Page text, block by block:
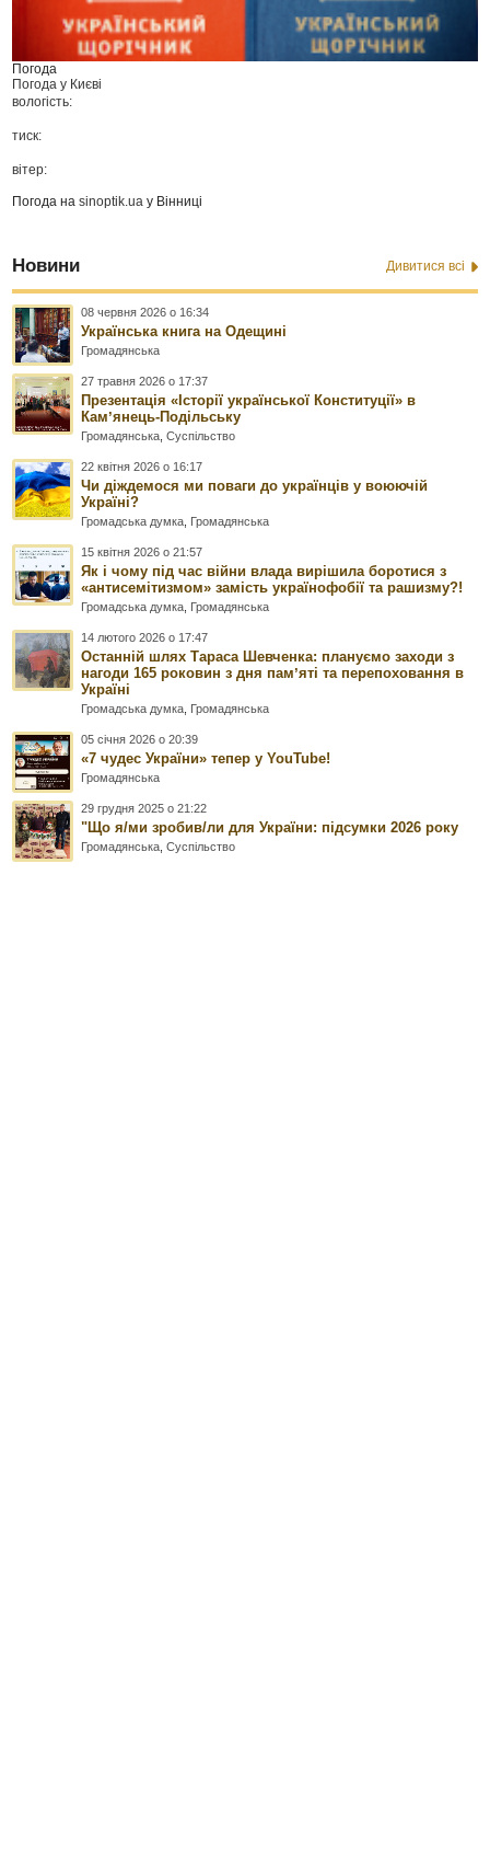
Погода
Погода у Києві
вологість:
тиск:
вітер:
Погода наsinoptik.ua у Вінниці
Новини Дивитися всі
08 червня 2026 о 16:34
Українська книга на Одещині
Громадянська
27 травня 2026 о 17:37
Презентація «Історії української Конституції» в
Камʼянець-Подільську
Громадянська ,Суспільство
22 квітня 2026 о 16:17
Чи діждемося ми поваги до українців у воюючій
Україні?
Громадська думка Громадянська
15 квітня 2026 о 21:57
Як і чому під час війни влада вирішила боротися з
«антисемітизмом» замість українофобії та рашизму?!
Громадська думка Громадянська
14 лютого 2026 о 17:47
Останній шлях Тараса Шевченка: плануємо заходи з
нагоди 165 роковин з дня памʼяті та перепоховання в
Україні
Громадська думка Громадянська
05 січня 2026 о 20:39
«7 чудес України» тепер у YouTube!
Громадянська
29 грудня 2025 о 21:22
"Що я/ми зробив/ли для України: підсумки 2026 року
Громадянська ,Суспільство